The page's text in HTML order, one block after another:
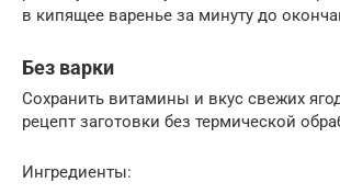
в кипящее варенье за минуту до
Без варки
Сохранить витамины и вкус свежих
рецепт заготовки без термической
Ингредиенты: